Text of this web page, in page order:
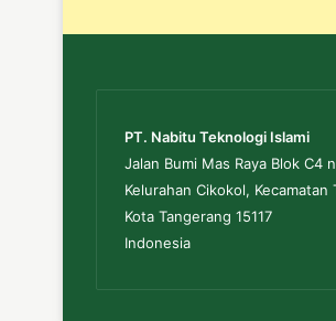
PT. Nabitu Teknologi Islami
Jalan Bumi Mas Raya Blok C4
Kelurahan Cikokol, Kecamatan
Kota Tangerang 15117
Indonesia